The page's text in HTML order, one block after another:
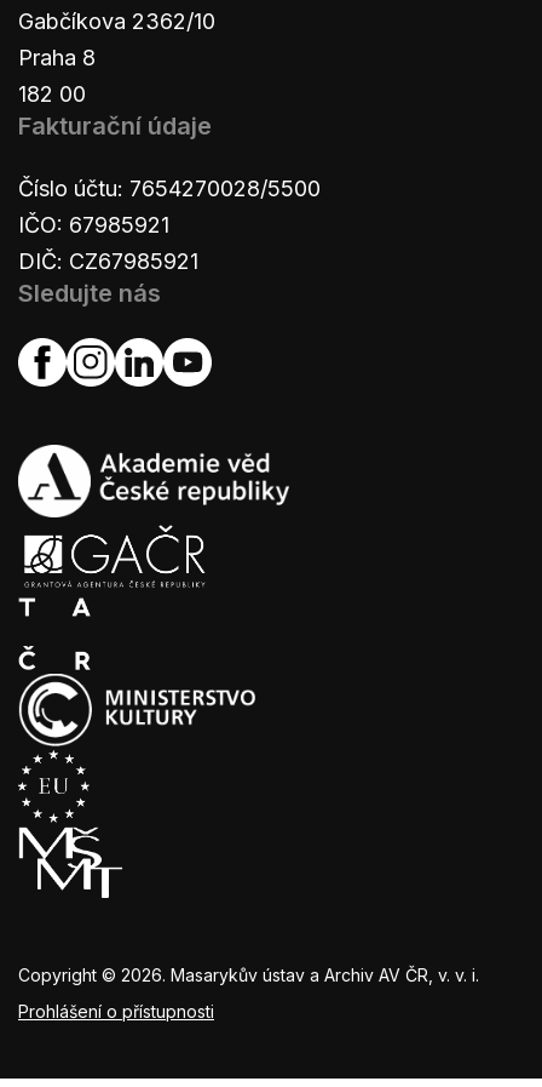
Gabčíkova 2362/10
Praha 8
182 00
Fakturační údaje
Číslo účtu: 7654270028/5500
IČO: 67985921
DIČ: CZ67985921
Sledujte nás
Copyright © 2026. Masarykův ústav a Archiv AV ČR, v. v. i.
Prohlášení o přístupnosti